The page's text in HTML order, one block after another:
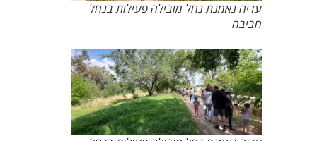
עדיה נאמנת נחל מובילה פעילות בנחל
חביבה